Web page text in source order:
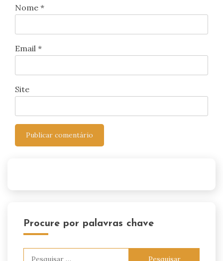
Nome *
Email *
Site
Procure por palavras chave